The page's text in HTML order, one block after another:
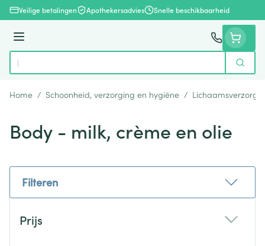
Ga naar de inhoud
Veilige betalingen Apothekersadvies Snelle beschikbaarheid
Menu
Product, merk, categorie...
Zoek
Home / Schoonheid, verzorging en hygiëne /
Body - milk, crème en olie
Filteren
Prijs